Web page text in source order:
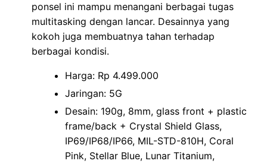
ponsel ini mampu menangani berbagai tugas
multitasking dengan lancar. Desainnya yang
kokoh juga membuatnya tahan terhadap
berbagai kondisi.
Harga: Rp 4.499.000
Jaringan: 5G
Desain: 190g, 8mm, glass front + plastic
frame/back + Crystal Shield Glass,
IP69/IP68/IP66, MIL-STD-810H, Coral
Pink, Stellar Blue, Lunar Titanium,